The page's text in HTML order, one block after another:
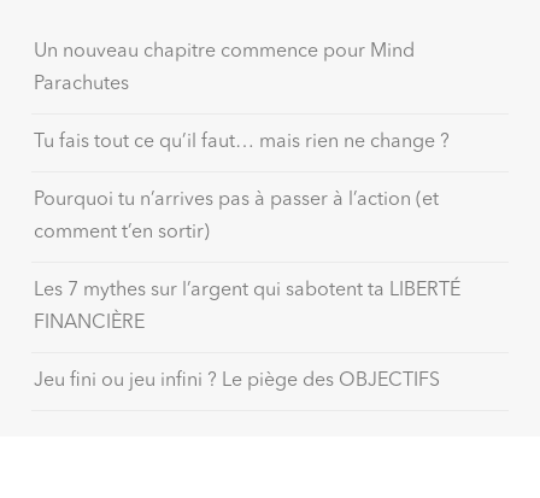
Un nouveau chapitre commence pour Mind
Parachutes
Tu fais tout ce qu’il faut… mais rien ne change ?
Pourquoi tu n’arrives pas à passer à l’action (et
comment t’en sortir)
Les 7 mythes sur l’argent qui sabotent ta LIBERTÉ
FINANCIÈRE
Jeu fini ou jeu infini ? Le piège des OBJECTIFS